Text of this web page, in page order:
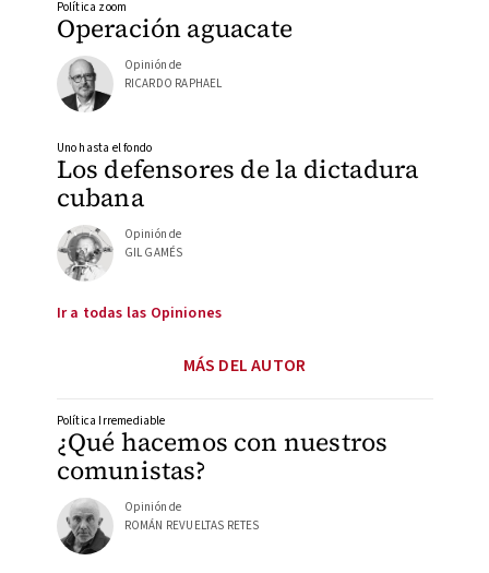
Operación aguacate
Política zoom
Opinión de
RICARDO RAPHAEL
Los defensores de la dictadura
cubana
Uno hasta el fondo
Opinión de
GIL GAMÉS
Ir a todas las Opiniones
MÁS DEL AUTOR
¿Qué hacemos con nuestros
comunistas?
Política Irremediable
Opinión de
ROMÁN REVUELTAS RETES